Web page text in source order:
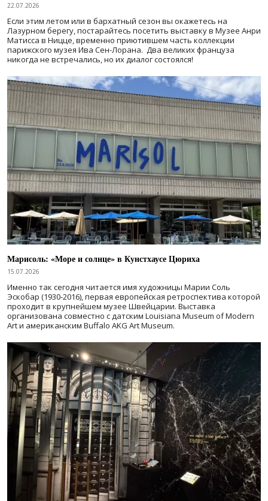
22.07.2026
Если этим летом или в бархатный сезон вы окажетесь на
Лазурном берегу, постарайтесь посетить выставку в Музее Анри
Матисса в Ницце, временно приютившем часть коллекции
парижского музея Ива Сен-Лорана. Два великих француза
никогда не встречались, но их диалог состоялся!
Марисоль: «Море и солнце» в Кунстхаусе Цюриха
15.07.2026
Именно так сегодня читается имя художницы Марии Соль
Эскобар (1930-2016), первая европейская ретроспектива которой
проходит в крупнейшем музее Швейцарии. Выставка
организована совместно с датским Louisiana Museum of Modern
Art и американским Buffalo AKG Art Museum.